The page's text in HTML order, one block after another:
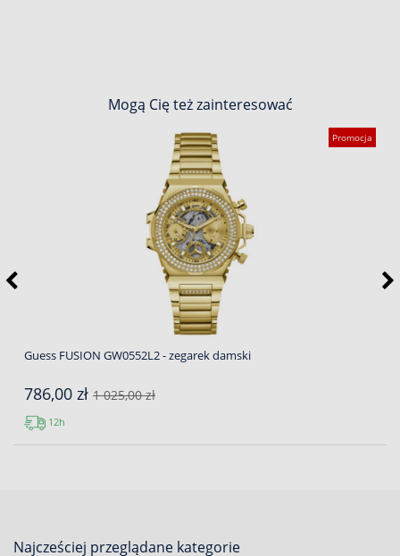
Mogą Cię też zainteresować
Promocja
Guess FUSION GW0552L2 - zegarek damski
786,00 zł 1 025,00 zł
12h
Najcześciej przeglądane kategorie